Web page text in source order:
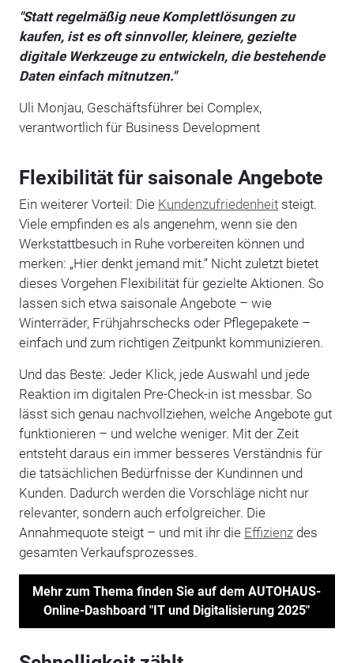
"Statt regelmäßig neue Komplettlösungen zu
kaufen, ist es oft sinnvoller, kleinere, gezielte
digitale Werkzeuge zu entwickeln, die bestehende
Daten einfach mitnutzen."
Uli Monjau, Geschäftsführer bei Complex,
verantwortlich für Business Development
Flexibilität für saisonale Angebote
Ein weiterer Vorteil: Die Kundenzufriedenheitsteigt.
Viele empfinden es als angenehm, wenn sie den
Werkstattbesuch in Ruhe vorbereiten können und
merken: „Hier denkt jemand mit.“ Nicht zuletzt bietet
dieses Vorgehen Flexibilität für gezielte Aktionen. So
lassen sich etwa saisonale Angebote – wie
Winterräder, Frühjahrschecks oder Pflegepakete –
einfach und zum richtigen Zeitpunkt kommunizieren.
Und das Beste: Jeder Klick, jede Auswahl und jede
Reaktion im digitalen Pre-Check-in ist messbar. So
lässt sich genau nachvollziehen, welche Angebote gut
funktionieren – und welche weniger. Mit der Zeit
entsteht daraus ein immer besseres Verständnis für
die tatsächlichen Bedürfnisse der Kundinnen und
Kunden. Dadurch werden die Vorschläge nicht nur
relevanter, sondern auch erfolgreicher. Die
Annahmequote steigt – und mit ihr die Effizienzdes
gesamten Verkaufsprozesses.
Mehr zum Thema finden Sie auf dem AUTOHAUS-
Online-Dashboard "IT und Digitalisierung 2025"